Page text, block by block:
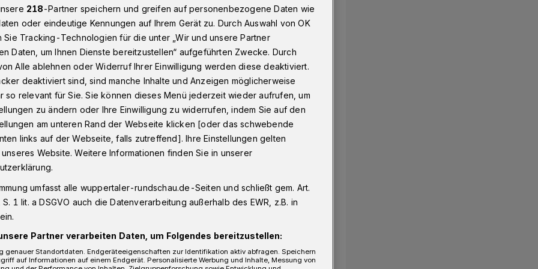
in Wuppertal: Arbeiten an Stromleitungen​
Stadtwerke (WSW) arbeiten ab
in der Straße Zur Dörner Brücke an
218-Partner speichern und greifen auf personenbezogene Daten wie
oder eindeutige Kennungen auf Ihrem Gerät zu. Durch Auswahl von OK
Sie Tracking-Technologien für die unter „Wir und unsere Partner
Daten, um Ihnen Dienste bereitzustellen“ aufgeführten Zwecke. Durch
Alle ablehnen oder Widerruf Ihrer Einwilligung werden diese deaktiviert.
deaktiviert sind, sind manche Inhalte und Anzeigen möglicherweise
so relevant für Sie. Sie können dieses Menü jederzeit wieder aufrufen, um
zu ändern oder Ihre Einwilligung zu widerrufen, indem Sie auf den
am unteren Rand der Webseite klicken [oder das schwebende
links auf der Webseite, falls zutreffend]. Ihre Einstellungen gelten
Website. Weitere Informationen finden Sie in unserer
umfasst alle wuppertaler-rundschau.de-Seiten und schließt gem. Art.
1 lit. a DSGVO auch die Datenverarbeitung außerhalb des EWR, z.B. in
Partner verarbeiten Daten, um Folgendes bereitzustellen:
genauer Standortdaten. Endgeräteeigenschaften zur Identifikation aktiv abfragen. Speichern
auf Informationen auf einem Endgerät. Personalisierte Werbung und Inhalte, Messung von